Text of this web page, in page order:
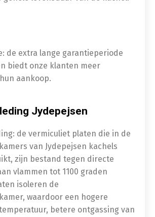
de extra lange garantieperiode
biedt onze klanten meer
aankoop.
Jydepejsen
de vermiculiet platen die in de
van Jydepejsen kachels
zijn bestand tegen directe
vlammen tot 1100 graden
isoleren de
waardoor een hogere
betere ontgassing van